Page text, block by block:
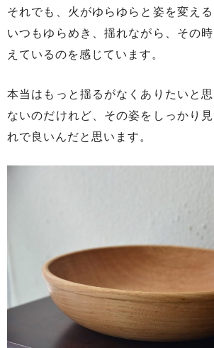
それでも、火がゆらゆらと姿を変え
いつもゆらめき、揺れながら、その
えているのを感じています。
本当はもっと揺るがなくありたいと
ないのだけれど、その姿をしっかり
れで良いんだと思います。